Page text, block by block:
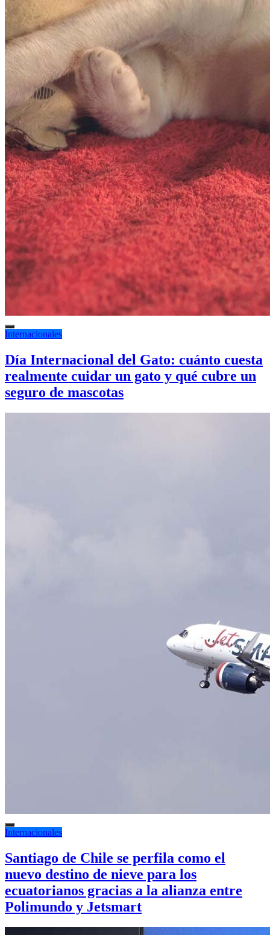
Internacionales
Día Internacional del Gato: cuánto cuesta
realmente cuidar un gato y qué cubre un
seguro de mascotas
Internacionales
Santiago de Chile se perfila como el
nuevo destino de nieve para los
ecuatorianos gracias a la alianza entre
Polimundo y Jetsmart